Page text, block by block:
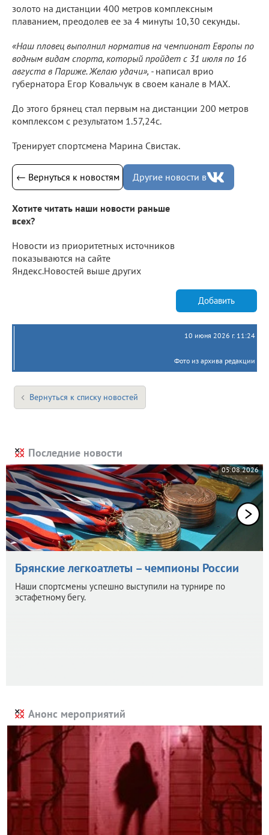
золото на дистанции 400 метров комплексным
плаванием, преодолев ее за 4 минуты 10,30 секунды.
«Наш пловец выполнил норматив на чемпионат Европы по
водным видам спорта, который пройдет с 31 июля по 16
августа в Париже. Желаю удачи», - написал врио
губернатора Егор Ковальчук в своем канале в МАХ.
До этого брянец стал первым на дистанции 200 метров
комплексом с результатом 1.57,24с.
Тренирует спортсмена Марина Свистак.
← Вернуться к новостям Другие новости в
Хотите читать наши новости раньше
всех?
Новости из приоритетных источников
показываются на сайте
Яндекс.Новостей выше других
Добавить
10 июня 2026 г. 11:24
Фото из архива редакции
Вернуться к списку новостей
Последние новости
05.08.2026
Брянские легкоатлеты – чемпионы России
Наши спортсмены успешно выступили на турнире по
эстафетному бегу.
Анонс мероприятий